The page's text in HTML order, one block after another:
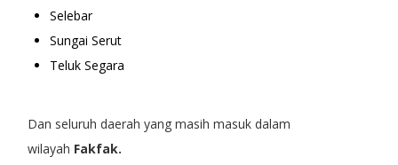
Selebar
Sungai Serut
Teluk Segara
Dan seluruh daerah yang masih masuk dalam
wilayah Fakfak.